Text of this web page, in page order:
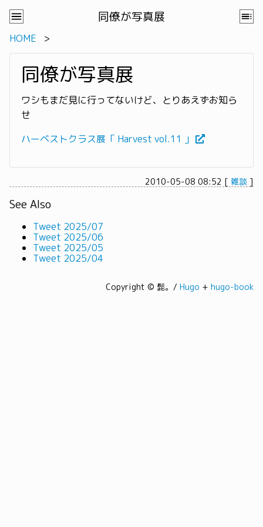
同僚が写真展
HOME
同僚が写真展
ワシもまだ見に行ってないけど、とりあえずお知ら
せ
ハーベストクラス展「 Harvest vol.11 」
2010-05-08 08:52 [ 雑談 ]
See Also
Tweet 2025/07
Tweet 2025/06
Tweet 2025/05
Tweet 2025/04
Copyright © 髭。/ Hugo + hugo-book